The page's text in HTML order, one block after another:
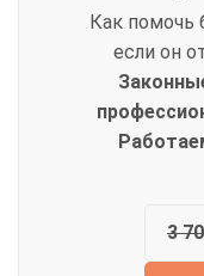
Как помочь
если он
3